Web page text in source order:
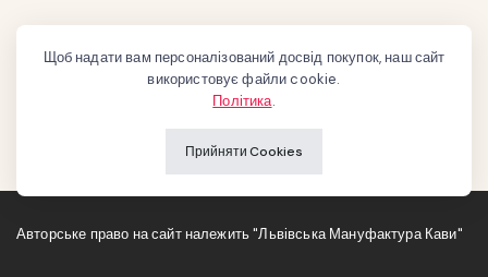
Авторське право на сайт належить "Львівська Мануфактура Кави"
Щоб надати вам персоналізований досвід покупок, наш сайт
використовує файли cookie.
Політика.
Прийняти Cookies